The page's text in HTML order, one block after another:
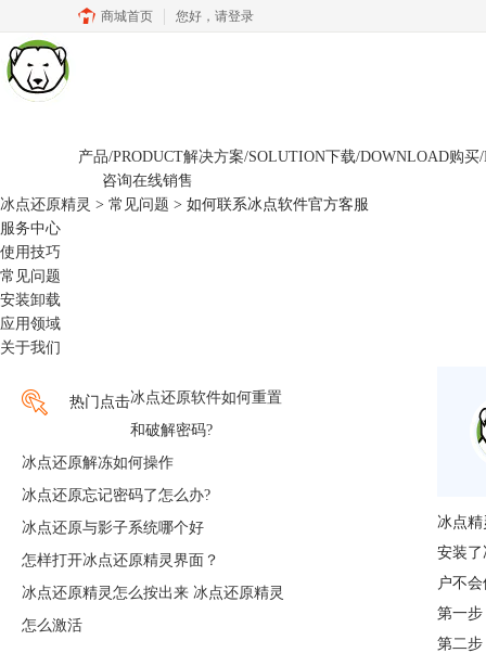
商城首页 您好， 请登录
产品/PRODUCT解决方案/SOLUTION下载/DOWNLOAD购买
咨询在线销售
冰点还原精灵 > 常见问题 > 如何联系冰点软件官方客服
服务中心
使用技巧
常见问题
安装卸载
应用领域
关于我们
热门点击冰点还原软件如何重置
和破解密码?
冰点还原解冻如何操作
冰点还原忘记密码了怎么办?
冰点还原与影子系统哪个好
怎样打开冰点还原精灵界面？
冰点还原精灵怎么按出来 冰点还原精灵
怎么激活
冰点
安装
户不
第一
第二